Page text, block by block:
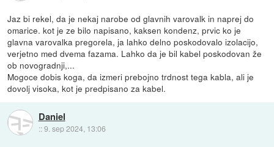
Jaz bi rekel, da je nekaj narobe od glavnih varovalk in naprej do
omarice. kot je ze bilo napisano, kaksen kondenz, prvic ko je
glavna varovalka pregorela, ja lahko delno poskodovalo izolacijo,
verjetno med dvema fazama. Lahko da je bil kabel poskodovan že
ob novogradnji,...
Mogoce dobis koga, da izmeri prebojno trdnost tega kabla, ali je
dovolj visoka, kot je predpisano za kabel.
Daniel
::9. sep 2024, 13:06